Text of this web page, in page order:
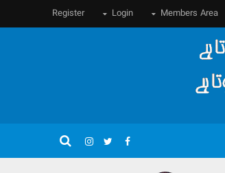
Members Area
Login
Register